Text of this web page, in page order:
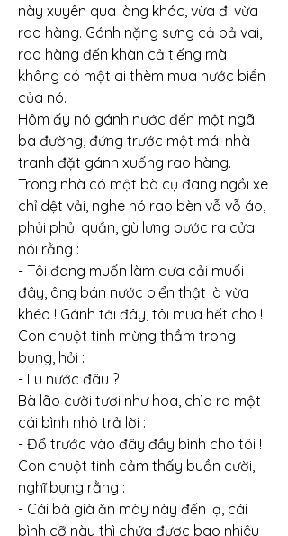
này xuyên qua làng khác, vừa đi vừa
rao hàng. Gánh nặng sưng cả bả vai,
rao hàng đến khàn cả tiếng mà
không có một ai thèm mua nước biển
của nó.
Hôm ấy nó gánh nước đến một ngã
ba đường, đứng trước một mái nhà
tranh đặt gánh xuống rao hàng.
Trong nhà có một bà cụ đang ngồi xe
chỉ dệt vải, nghe nó rao bèn vỗ vỗ áo,
phủi phủi quần, gù lưng bước ra cửa
nói rằng :
- Tôi đang muốn làm dưa cải muối
đây, ông bán nước biển thật là vừa
khéo ! Gánh tới đây, tôi mua hết cho !
Con chuột tinh mừng thầm trong
bụng, hỏi :
- Lu nước đâu ?
Bà lão cười tươi như hoa, chìa ra một
cái bình nhỏ trả lời :
- Đổ trước vào đây đầy bình cho tôi !
Con chuột tinh cảm thấy buồn cười,
nghĩ bụng rằng :
- Cái bà già ăn mày này đến lạ, cái
bình cỡ này thì chứa được bao nhiêu